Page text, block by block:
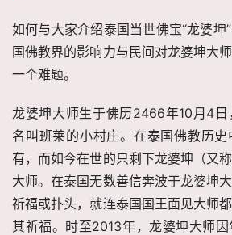
如何与大家介绍泰国当世佛宝“龙婆坤
国佛教界的影响力与民间对龙婆坤大
一个难题。
龙婆坤大师生于佛历2466年10月4
名叫班莱的小村庄。在泰国佛教历
有，而如今在世的只剩下龙婆坤（又
大师。在泰国无数善信奔波于龙婆坤
祈福或扑头，就连泰国国王面见大师
其祈福。时至2013年，龙婆坤大师